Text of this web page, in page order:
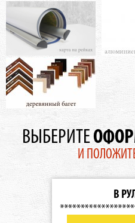
ВЫБЕРИТЕ
И
В